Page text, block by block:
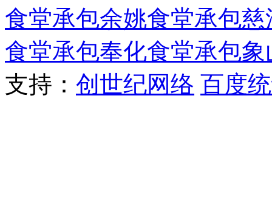
食堂承包余姚食堂承包慈
食堂承包奉化食堂承包象
支持： 创世纪网络 百度